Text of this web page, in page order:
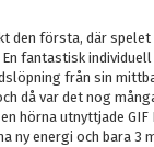
den första, där
fantastisk
från sin
då var det nog
hörna utnyttjade
ny energi och bara 3